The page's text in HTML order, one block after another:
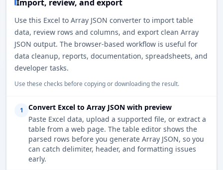
Import, review, and export
Use this Excel to Array JSON converter to import table
data, review rows and columns, and export clean Array
JSON output. The browser-based workflow is useful for
data cleanup, reports, documentation, spreadsheets, and
developer tasks.
Use these checks before copying or downloading the result.
1
Convert Excel to Array JSON with preview
Paste Excel data, upload a supported file, or extract a
table from a web page. The table editor shows the
parsed rows before you generate Array JSON, so you
can catch delimiter, header, and formatting issues
early.